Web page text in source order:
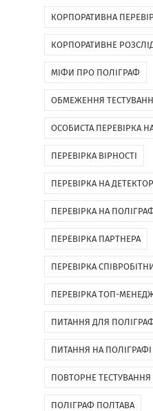
КОРПОРАТИВНА
КОРПОРАТИВНЕ
МІФИ ПРО ПОЛІГРАФ
ОБМЕЖЕННЯ
ОСОБИСТА ПЕРЕВІРКА
ПЕРЕВІРКА ВІРНОСТІ
ПЕРЕВІРКА НА
ПЕРЕВІРКА НА
ПЕРЕВІРКА ПАРТНЕРА
ПЕРЕВІРКА
ПЕРЕВІРКА ТОП-
ПИТАННЯ ДЛЯ
ПИТАННЯ НА ПОЛІГРАФІ
ПОВТОРНЕ ТЕСТУВАННЯ
ПОЛІГРАФ ПОЛТАВА